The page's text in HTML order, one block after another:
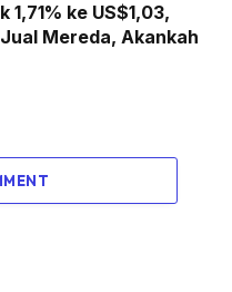
ke US$1,03,
Mereda, Akankah